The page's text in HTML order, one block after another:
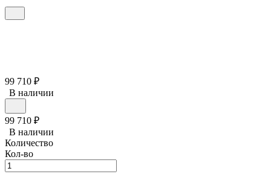
99 710 ₽
В наличии
99 710 ₽
В наличии
Количество
Кол-во